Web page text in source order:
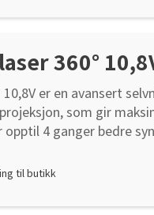
360°
10,8V er en avansert
som gir
4 ganger bedre
og har en
transport, og den
til butikk